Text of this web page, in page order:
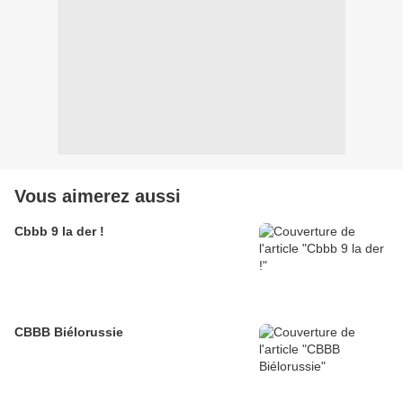
Vous aimerez aussi
Cbbb 9 la der !
CBBB Biélorussie